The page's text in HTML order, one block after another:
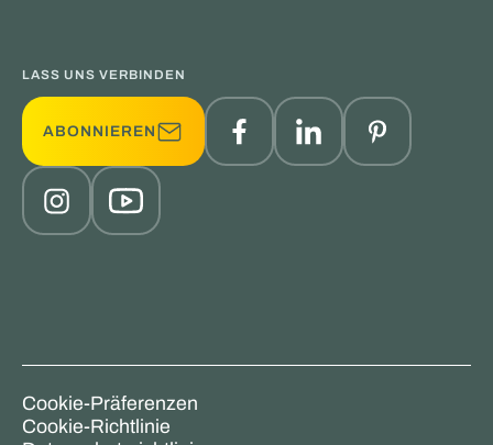
LASS UNS VERBINDEN
ABONNIEREN
Cookie-Präferenzen
Cookie-Richtlinie